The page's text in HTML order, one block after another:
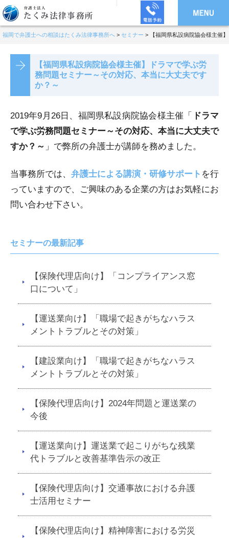
福岡で弁護士への相談はたくみ法律事務所へ > セミナー > 【福岡県私設病院協会様主催
【福岡県私設病院協会様主催】ドラマで学ぶ労
務問題セミナー～その対応、本当に大丈夫です
か？～
2019年9月26日、福岡県私設病院協会様主催「
ドラマ
で学ぶ労務問題セミナー～その対応、本当に大丈夫で
すか？～ 」で弊所の弁護士が講師を務めました。
当事務所では、 弁護士による講演・研修サポート を行
っていますので、ご興味のある企業の方はお気軽にお
問い合わせ下さい。
セミナーの最新記事
【保険代理店向け】「コンプライアンス窓
口について」
【運送業向け】「職場で起きがちなハラス
メントトラブルとその対策」
【建設業向け】「職場で起きがちなハラス
メントトラブルとその対策」
【保険代理店向け】2024年問題と運送業の
今後
【運送業向け】運送業で起こりがちな残業
代トラブルと改善基準告示の改正
【保険代理店向け】交通事故における弁護
士活用セミナー
【保険代理店向け】精神障害における労災